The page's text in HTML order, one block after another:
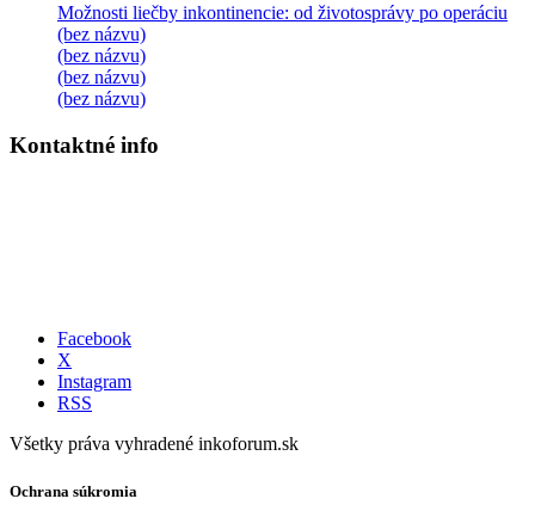
Možnosti liečby inkontinencie: od životosprávy po operáciu
(bez názvu)
(bez názvu)
(bez názvu)
(bez názvu)
Kontaktné info
Facebook
X
Instagram
RSS
Všetky práva vyhradené inkoforum.sk
Ochrana súkromia